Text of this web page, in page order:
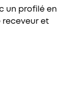
un profilé en
receveur et